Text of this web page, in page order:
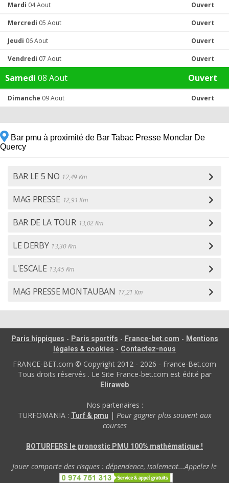
Mardi 04 Aout Ouvert
Mercredi 05 Aout Ouvert
Jeudi 06 Aout Ouvert
Vendredi 07 Aout Ouvert
Samedi 08 Aout Ouvert
Dimanche 09 Aout Ouvert
Bar pmu à proximité de Bar Tabac Presse Monclar De
Quercy
BAR LE 5 NO 12,49 Km
MAG PRESSE 12,91 Km
BAR DE LA TOUR 13,02 Km
LE DERBY 13,30 Km
L'ESCALE 13,45 Km
MAG PRESSE MONTAUBAN 17,21 Km
Paris hippiques - Paris sportifs - France-bet.com - Mentions
légales & cookies - Contactez-nous
FRANCE-BET.com © Copyright 2012 - 2026 - France-Bet.com
Tous droits réservés . Le Site France-bet.com est édité par
Eliraweb
Nos partenaires :
TURFOMANIA : Turf & pmu | Pour gagner plus souvent aux
courses
BOTURFERS le pronostic PMU 100% mathématique !
Jouer comporte des risques : dépendence, isolement...Appelez le